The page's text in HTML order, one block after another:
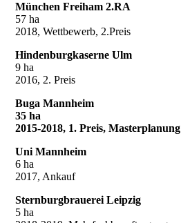
München Freiham 2.RA
57 ha
2018, Wettbewerb, 2.Preis
Hindenburgkaserne Ulm
9 ha
2016, 2. Preis
Buga Mannheim
35 ha
2015-2018, 1. Preis, Masterplanung
Uni Mannheim
6 ha
2017, Ankauf
Sternburgbrauerei Leipzig
5 ha